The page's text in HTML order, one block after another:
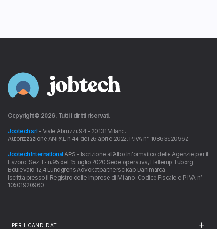
Copyright© 2026. Tutti i diritti riservati.
Jobtech srl - Viale Abruzzi, 94 - 20131 Milano.
Autorizzazione ANPAL n.44 del 26 aprile 2022. P.IVA n° 10863920962
Jobtech International APS - Iscrizione all’Albo Informatico delle Agenzie per il
Lavoro. Sez. I - n.95 del 15 luglio 2020 Sede operativa, Hellerup Tuborg
Boulevard 12,4 Lundgrens Advokatpartnerselkab Danimarca.
Iscritta presso il Registro delle Imprese di Milano. Codice Fiscale e P.IVA n°
10501920960
PER I CANDIDATI